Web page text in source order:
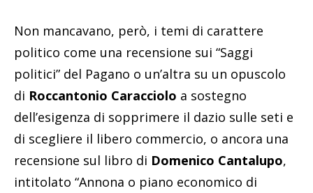
Non mancavano, però, i temi di carattere
politico come una recensione sui “Saggi
politici” del Pagano o un’altra su un opuscolo
di Roccantonio Caracciolo a sostegno
dell’esigenza di sopprimere il dazio sulle seti e
di scegliere il libero commercio, o ancora una
recensione sul libro di Domenico Cantalupo,
intitolato “Annona o piano economico di